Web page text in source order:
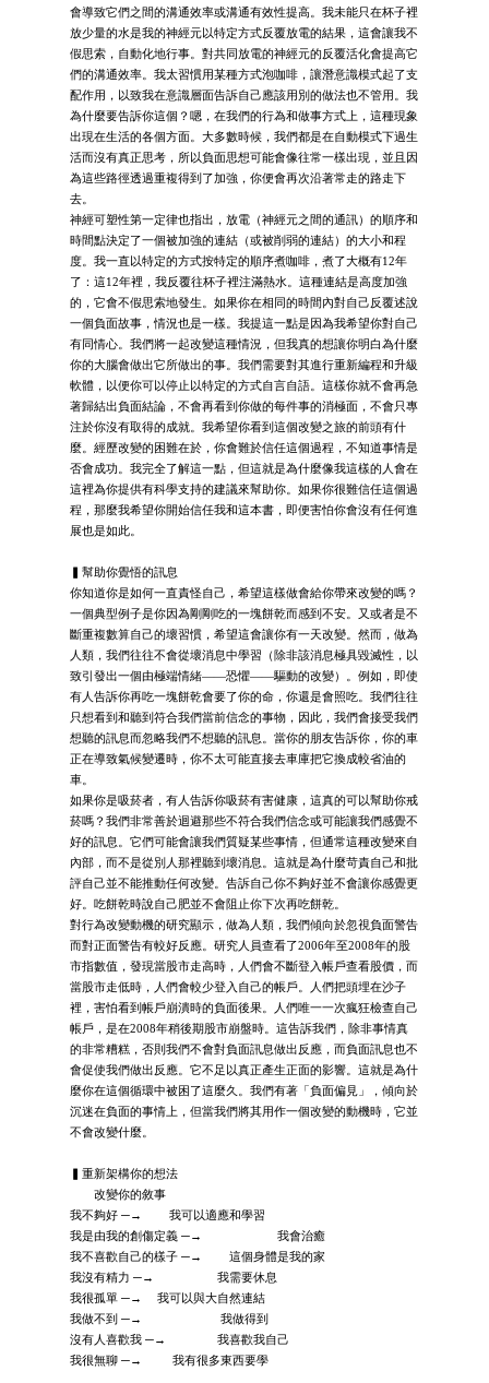
會導致它們之間的溝通效率或溝通有效性提高。我未能只在杯子裡
放少量的水是我的神經元以特定方式反覆放電的結果，這會讓我不
假思索，自動化地行事。對共同放電的神經元的反覆活化會提高它
們的溝通效率。我太習慣用某種方式泡咖啡，讓潛意識模式起了支
配作用，以致我在意識層面告訴自己應該用別的做法也不管用。我
為什麼要告訴你這個？嗯，在我們的行為和做事方式上，這種現象
出現在生活的各個方面。大多數時候，我們都是在自動模式下過生
活而沒有真正思考，所以負面思想可能會像往常一樣出現，並且因
為這些路徑透過重複得到了加強，你便會再次沿著常走的路走下
去。
神經可塑性第一定律也指出，放電（神經元之間的通訊）的順序和
時間點決定了一個被加強的連結（或被削弱的連結）的大小和程
度。我一直以特定的方式按特定的順序煮咖啡，煮了大概有12年
了：這12年裡，我反覆往杯子裡注滿熱水。這種連結是高度加強
的，它會不假思索地發生。如果你在相同的時間內對自己反覆述說
一個負面故事，情況也是一樣。我提這一點是因為我希望你對自己
有同情心。我們將一起改變這種情況，但我真的想讓你明白為什麼
你的大腦會做出它所做出的事。我們需要對其進行重新編程和升級
軟體，以便你可以停止以特定的方式自言自語。這樣你就不會再急
著歸結出負面結論，不會再看到你做的每件事的消極面，不會只專
注於你沒有取得的成就。我希望你看到這個改變之旅的前頭有什
麼。經歷改變的困難在於，你會難於信任這個過程，不知道事情是
否會成功。我完全了解這一點，但這就是為什麼像我這樣的人會在
這裡為你提供有科學支持的建議來幫助你。如果你很難信任這個過
程，那麼我希望你開始信任我和這本書，即便害怕你會沒有任何進
展也是如此。
▍幫助你覺悟的訊息
你知道你是如何一直責怪自己，希望這樣做會給你帶來改變的嗎？
一個典型例子是你因為剛剛吃的一塊餅乾而感到不安。又或者是不
斷重複數算自己的壞習慣，希望這會讓你有一天改變。然而，做為
人類，我們往往不會從壞消息中學習（除非該消息極具毀滅性，以
致引發出一個由極端情緒——恐懼——驅動的改變）。例如，即使
有人告訴你再吃一塊餅乾會要了你的命，你還是會照吃。我們往往
只想看到和聽到符合我們當前信念的事物，因此，我們會接受我們
想聽的訊息而忽略我們不想聽的訊息。當你的朋友告訴你，你的車
正在導致氣候變遷時，你不太可能直接去車庫把它換成較省油的
車。
如果你是吸菸者，有人告訴你吸菸有害健康，這真的可以幫助你戒
菸嗎？我們非常善於迴避那些不符合我們信念或可能讓我們感覺不
好的訊息。它們可能會讓我們質疑某些事情，但通常這種改變來自
內部，而不是從別人那裡聽到壞消息。這就是為什麼苛責自己和批
評自己並不能推動任何改變。告訴自己你不夠好並不會讓你感覺更
好。吃餅乾時說自己肥並不會阻止你下次再吃餅乾。
對行為改變動機的研究顯示，做為人類，我們傾向於忽視負面警告
而對正面警告有較好反應。研究人員查看了2006年至2008年的股
市指數值，發現當股市走高時，人們會不斷登入帳戶查看股價，而
當股市走低時，人們會較少登入自己的帳戶。人們把頭埋在沙子
裡，害怕看到帳戶崩潰時的負面後果。人們唯一一次瘋狂檢查自己
帳戶，是在2008年稍後期股市崩盤時。這告訴我們，除非事情真
的非常糟糕，否則我們不會對負面訊息做出反應，而負面訊息也不
會促使我們做出反應。它不足以真正產生正面的影響。這就是為什
麼你在這個循環中被困了這麼久。我們有著「負面偏見」，傾向於
沉迷在負面的事情上，但當我們將其用作一個改變的動機時，它並
不會改變什麼。
▍重新架構你的想法
改變你的敘事
我不夠好 ─→ 我可以適應和學習
我是由我的創傷定義 ─→ 我會治癒
我不喜歡自己的樣子 ─→ 這個身體是我的家
我沒有精力 ─→ 我需要休息
我很孤單 ─→ 我可以與大自然連結
我做不到 ─→ 我做得到
沒有人喜歡我 ─→ 我喜歡我自己
我很無聊 ─→ 我有很多東西要學